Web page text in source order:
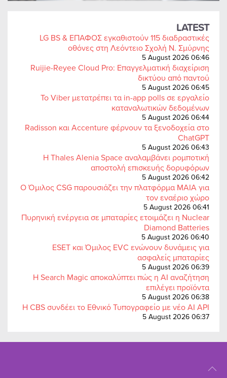
LATEST
LG BS & ΕΠΑΦΟΣ εγκαθιστούν 115 διαδραστικές
οθόνες στη Λεόντειο Σχολή Ν. Σμύρνης
5 August 2026 06:46
Ruijie-Reyee Cloud Pro: Επαγγελματική διαχείριση
δικτύου από παντού
5 August 2026 06:45
Το Viber μετατρέπει τα in-app polls σε εργαλείο
καταναλωτικών δεδομένων
5 August 2026 06:44
Radisson και Accenture φέρνουν τα ξενοδοχεία στο
ChatGPT
5 August 2026 06:43
Η Thales Alenia Space αναλαμβάνει ρομποτική
αποστολή επισκευής δορυφόρων
5 August 2026 06:42
Ο Όμιλος CSG παρουσιάζει την πλατφόρμα MAIA για
τον εναέριο χώρο
5 August 2026 06:41
Πυρηνική ενέργεια σε μπαταρίες ετοιμάζει η Nuclear
Diamond Batteries
5 August 2026 06:40
ESET και Όμιλος EVC ενώνουν δυνάμεις για
ασφαλείς μπαταρίες
5 August 2026 06:39
Η Search Magic αποκαλύπτει πώς η AI αναζήτηση
επιλέγει προϊόντα
5 August 2026 06:38
Η CBS συνδέει το Εθνικό Τυπογραφείο με νέο AI API
5 August 2026 06:37